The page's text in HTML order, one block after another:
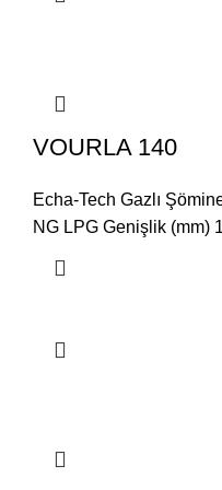
VOURLA 140
Echa-Tech Gazlı
NG LPG Genişlik (mm)